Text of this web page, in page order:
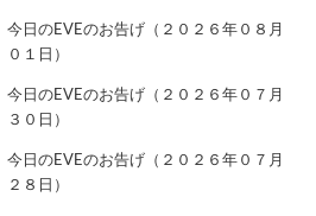
今日のEVEのお告げ（２０２６年０８月
０１日）
今日のEVEのお告げ（２０２６年０７月
３０日）
今日のEVEのお告げ（２０２６年０７月
２８日）